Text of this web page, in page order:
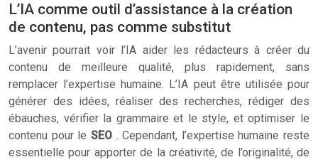
L’IA comme outil d’assistance à la création
de contenu, pas comme substitut
L’avenir pourrait voir l’IA aider les rédacteurs à créer du
contenu de meilleure qualité, plus rapidement, sans
remplacer l’expertise humaine. L’IA peut être utilisée pour
générer des idées, réaliser des recherches, rédiger des
ébauches, vérifier la grammaire et le style, et optimiser le
contenu pour le SEO . Cependant, l’expertise humaine reste
essentielle pour apporter de la créativité, de l’originalité, de